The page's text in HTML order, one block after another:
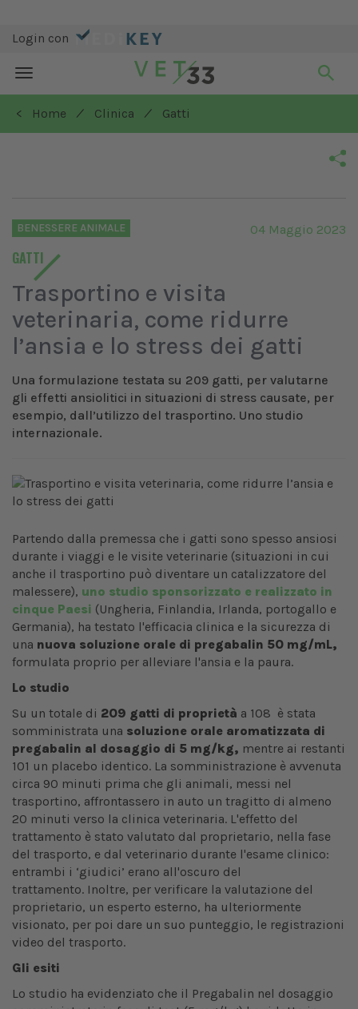
Login con
Toggle
navigation
< Home
/ Clinica / Gatti
BENESSERE ANIMALE
GATTI
04 Maggio 2023
Trasportino e visita
veterinaria, come ridurre
l’ansia e lo stress dei gatti
Una formulazione testata su 209 gatti, per valutarne
gli effetti ansiolitici in situazioni di stress causate, per
esempio, dall’utilizzo del trasportino. Uno studio
internazionale.
Partendo dalla premessa che i gatti sono spesso ansiosi
durante i viaggi e le visite veterinarie (situazioni in cui
anche il trasportino può diventare un catalizzatore del
malessere), uno studio sponsorizzato e realizzato in
cinque Paesi (Ungheria, Finlandia, Irlanda, portogallo e
Germania), ha testato l'efficacia clinica e la sicurezza di
una nuova soluzione orale di pregabalin 50 mg/mL,
formulata proprio per alleviare l'ansia e la paura.
Lo studio
Su un totale di 209 gatti di proprietà a 108 è stata
somministrata una soluzione orale aromatizzata di
pregabalin al dosaggio di 5 mg/kg, mentre ai restanti
101 un placebo identico. La somministrazione è avvenuta
circa 90 minuti prima che gli animali, messi nel
trasportino, affrontassero in auto un tragitto di almeno
20 minuti verso la clinica veterinaria. L'effetto del
trattamento è stato valutato dal proprietario, nella fase
del trasporto, e dal veterinario durante l'esame clinico:
entrambi i ‘giudici’ erano all'oscuro del
trattamento. Inoltre, per verificare la valutazione del
proprietario, un esperto esterno, ha ulteriormente
visionato, per poi dare un suo punteggio, le registrazioni
video del trasporto.
Gli esiti
Lo studio ha evidenziato che il Pregabalin nel dosaggio